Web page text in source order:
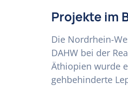
Projekte im
Die Nordrhein-
DAHW bei der
Äthiopien wurde
gehbehinderte